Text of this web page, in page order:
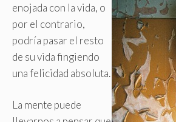
enojada con la vida, o
por el contrario,
podría pasar el resto
de su vida fingiendo
una felicidad absoluta.
La mente puede